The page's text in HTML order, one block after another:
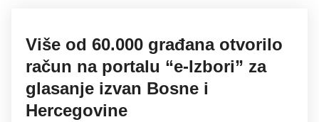
Više od 60.000 građana otvorilo
račun na portalu “e-Izbori” za
glasanje izvan Bosne i
Hercegovine